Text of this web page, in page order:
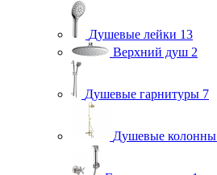
Душевые лейки 13
Верхний душ 2
Душевые гарнитуры 7
Душевые колонны